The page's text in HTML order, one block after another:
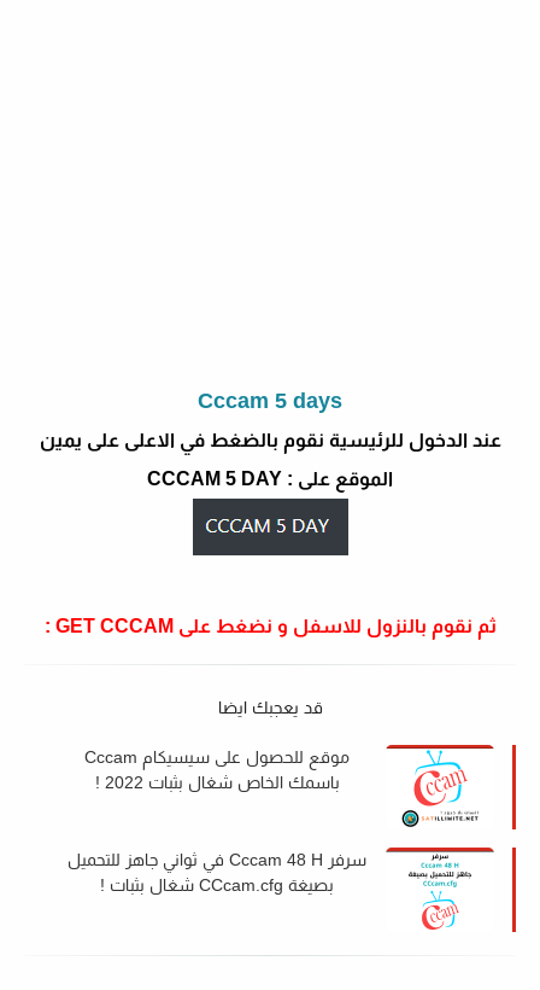
Cccam 5 days
عند الدخول للرئيسية نقوم بالضغط في الاعلى على يمين
الموقع على : CCCAM 5 DAY
ثم نقوم بالنزول للاسفل و نضغط على GET CCCAM :
قد يعجبك ايضا
موقع للحصول على سيسيكام Cccam
باسمك الخاص شغال بثبات 2022 !
سرفر Cccam 48 H في ثواني جاهز للتحميل
بصيغة CCcam.cfg شغال بثبات !